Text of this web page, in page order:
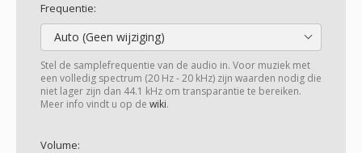
Frequentie:
Auto (Geen wijziging)
Stel de samplefrequentie van de audio in. Voor muziek met
een volledig spectrum (20 Hz - 20 kHz) zijn waarden nodig die
niet lager zijn dan 44.1 kHz om transparantie te bereiken.
Meer info vindt u op de wiki.
Volume: